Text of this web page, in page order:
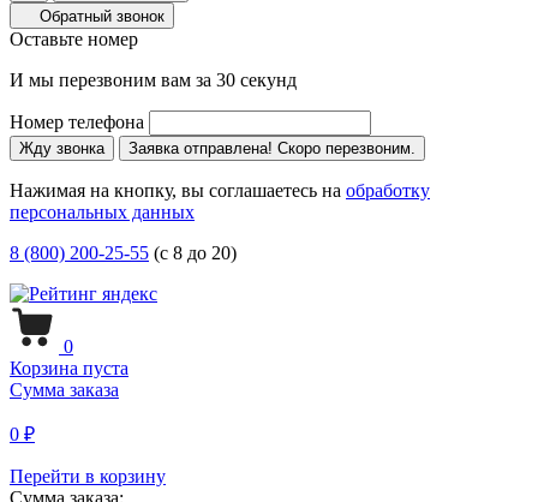
Обратный звонок
Оставьте номер
И мы перезвоним вам за 30 секунд
Номер телефона
Жду звонка Заявка отправлена! Скоро перезвоним.
Нажимая на кнопку, вы соглашаетесь на обработку
персональных данных
8 (800) 200-25-55 (с 8 до 20)
0
Корзина пуста
Сумма заказа
0 ₽
Перейти в корзину
Сумма заказа: